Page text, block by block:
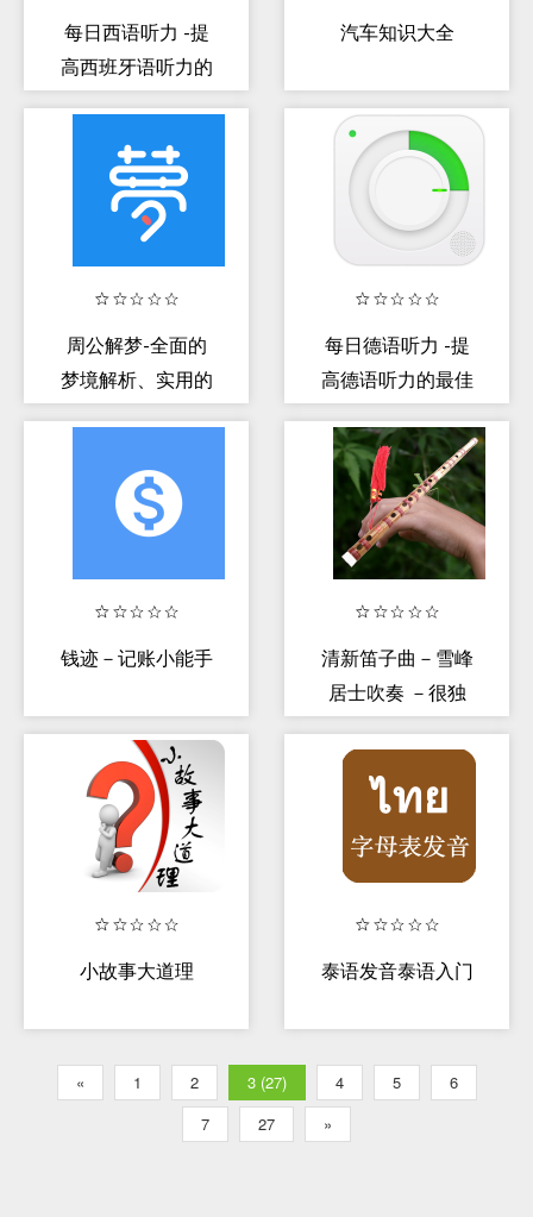
每日西语听力 -提
高西班牙语听力的
汽车知识大全
周公解梦-全面的
梦境解析、实用的
每日德语听力 -提
高德语听力的最佳
钱迹－记账小能手
清新笛子曲－雪峰
居士吹奏 －很独
小故事大道理 泰语发音泰语入门
« 1 2 3 (27) 4 5
6
7
27 »